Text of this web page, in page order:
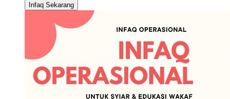
Infaq Sekarang